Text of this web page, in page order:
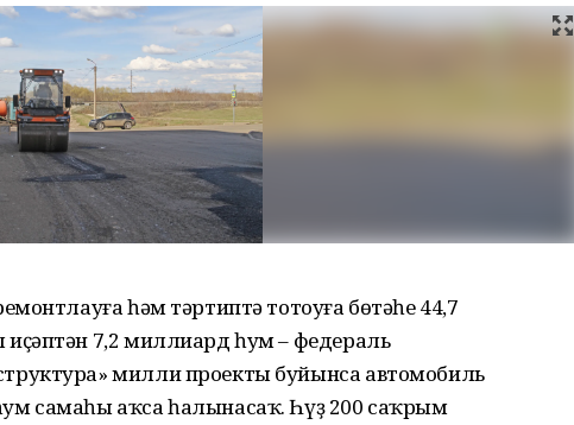
һәм тәртиптә тотоуға бөтәһе 44,7
7,2 миллиард һум – федераль
милли проекты буйынса автомобиль
самаһы аҡса һалынасаҡ. Һүҙ 200 саҡрым